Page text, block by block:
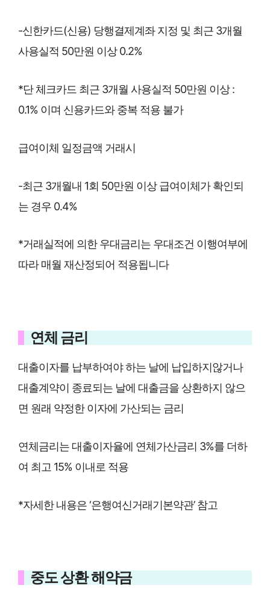
-신한카드(신용) 당행결제계좌 지정 및 최근 3개월
사용실적 50만원 이상 0.2%
*단 체크카드 최근 3개월 사용실적 50만원 이상 :
0.1% 이며 신용카드와 중복 적용 불가
급여이체 일정금액 거래시
-최근 3개월내 1회 50만원 이상 급여이체가 확인되
는 경우 0.4%
*거래실적에 의한 우대금리는 우대조건 이행여부에
따라 매월 재산정되어 적용됩니다
연체 금리
대출이자를 납부하여야 하는 날에 납입하지않거나
대출계약이 종료되는 날에 대출금을 상환하지 않으
면 원래 약정한 이자에 가산되는 금리
연체금리는 대출이자율에 연체가산금리 3%를 더하
여 최고 15% 이내로 적용
*자세한 내용은 ‘은행여신거래기본약관’ 참고
중도 상환 해약금